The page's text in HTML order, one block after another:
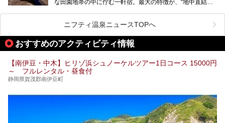
ティなどを一挙にまとめピックアップ。伊豆稲取温泉を訪れ
な田園地帯の中に佇む一軒宿。最大の特徴が、“地中直結か
地下に眠る源泉を加水・加温・消毒無し、さらには途中過程
で空気にも触れさせることなく浴槽まで提供。「究極の源泉
かけ流し」と言っても決して過言ではありません。
今回、桜田温泉「山芳園」の“温泉”を中心に、その魅力を詳
細レポート。また口コミの評判も非常に高い宿であり、客室
や食事も併せて徹底紹介します！
ニフティ温泉ニュースTOPへ
おすすめのアクティビティ情報
【南伊豆・中木】ヒリゾ浜シュノーケルツアー1日コース 15000円
～ フルレンタル・昼食付
静岡県賀茂郡南伊豆町